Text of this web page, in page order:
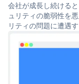
会社が成長し続ける
ュリティの脆弱性を
リティの問題に遭遇